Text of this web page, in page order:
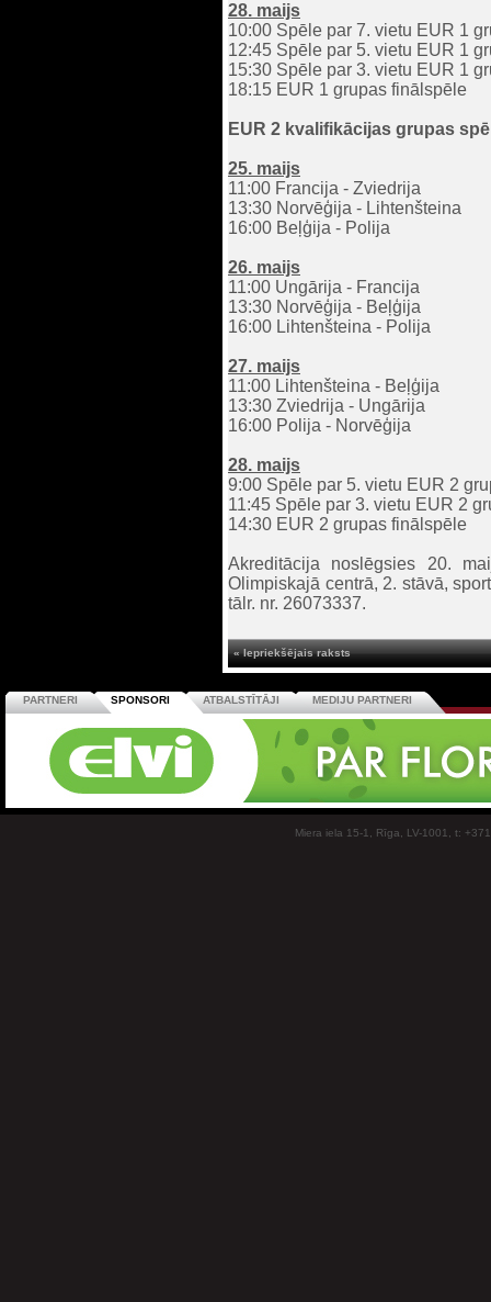
28. maijs
10:00 Spēle par 7. vietu EUR 1
12:45 Spēle par 5. vietu EUR 1
15:30 Spēle par 3. vietu EUR 1
18:15 EUR 1 grupas finālspēle
EUR 2 kvalifikācijas grupas
25. maijs
11:00 Francija - Zviedrija
13:30 Norvēģija - Lihtenšteina
16:00 Beļģija - Polija
26. maijs
11:00 Ungārija - Francija
13:30 Norvēģija - Beļģija
16:00 Lihtenšteina - Polija
27. maijs
11:00 Lihtenšteina - Beļģija
13:30 Zviedrija - Ungārija
16:00 Polija - Norvēģija
28. maijs
9:00 Spēle par 5. vietu EUR 2
11:45 Spēle par 3. vietu EUR 2
14:30 EUR 2 grupas finālspēle
Akreditācija noslēgsies 20.
Olimpiskajā centrā, 2. stāvā,
tālr. nr. 26073337.
« Iepriekšējais raksts
PARTNERI SPONSORI ATBALSTĪTĀJI MEDIJU PARTNERI
Miera iela 15-1, Rīga, LV-1001, t: